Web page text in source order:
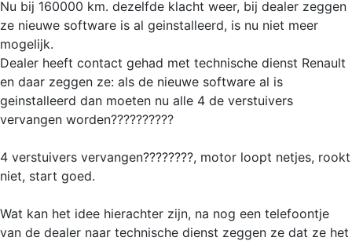
Nu bij 160000 km. dezelfde klacht weer, bij dealer zeggen
ze nieuwe software is al geinstalleerd, is nu niet meer
mogelijk.
Dealer heeft contact gehad met technische dienst Renault
en daar zeggen ze: als de nieuwe software al is
geinstalleerd dan moeten nu alle 4 de verstuivers
vervangen worden??????????
4 verstuivers vervangen????????, motor loopt netjes, rookt
niet, start goed.
Wat kan het idee hierachter zijn, na nog een telefoontje
van de dealer naar technische dienst zeggen ze dat ze het